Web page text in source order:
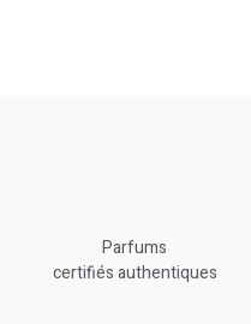
Parfums
certifiés authentiques